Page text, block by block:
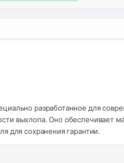
разработанное для
выхлопа. Оно обеспечивает
для сохранения гарантии.